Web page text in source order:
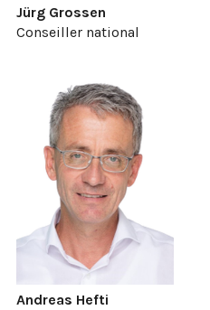
Jürg Grossen
Conseiller national
Andreas Hefti